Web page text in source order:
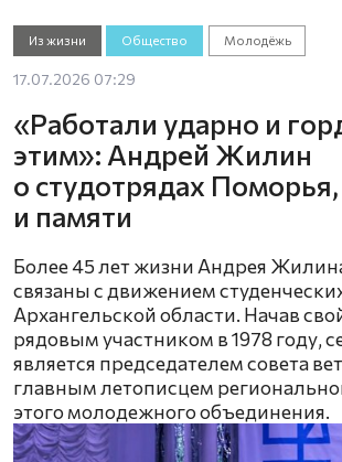
Из жизни Общество Молодёжь
17.07.2026 07:29
«Работали ударно и
этим»: Андрей Жилин
о студотрядах
и памяти
Более 45 лет жизни Андрея
связаны с движением
Архангельской области. Начав
рядовым участником в 1978 году,
является председателем совета
главным летописцем
этого молодежного объединения.